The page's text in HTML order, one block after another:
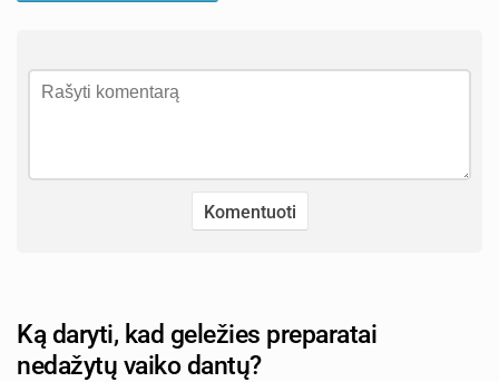
Ką daryti, kad geležies preparatai
nedažytų vaiko dantų?